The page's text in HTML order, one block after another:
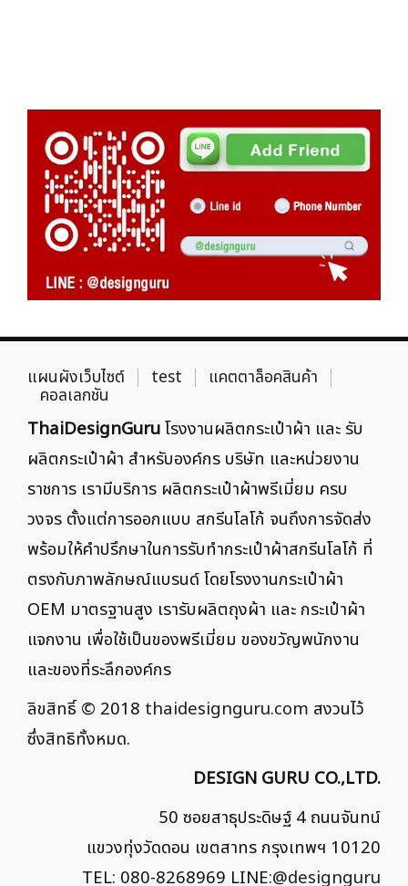
แผนผังเว็บไซต์ test แคตตาล็อคสินค้า
คอลเลกชัน
ThaiDesignGuruโรงงานผลิตกระเป๋าผ้า และ รับ
ผลิตกระเป๋าผ้า สำหรับองค์กร บริษัท และหน่วยงาน
ราชการ เรามีบริการ ผลิตกระเป๋าผ้าพรีเมี่ยม ครบ
วงจร ตั้งแต่การออกแบบ สกรีนโลโก้ จนถึงการจัดส่ง
พร้อมให้คำปรึกษาในการรับทำกระเป๋าผ้าสกรีนโลโก้ ที่
ตรงกับภาพลักษณ์แบรนด์ โดยโรงงานกระเป๋าผ้า
OEM มาตรฐานสูง เรารับผลิตถุงผ้า และ กระเป๋าผ้า
แจกงาน เพื่อใช้เป็นของพรีเมี่ยม ของขวัญพนักงาน
และของที่ระลึกองค์กร
ลิขสิทธิ์ © 2018 thaidesignguru.com สงวนไว้
ซึ่งสิทธิทั้งหมด.
DESIGN GURU CO.,LTD.
50 ซอยสาธุประดิษฐ์ 4 ถนนจันทน์
แขวงทุ่งวัดดอน เขตสาทร กรุงเทพฯ 10120
TEL: 080-8268969 LINE:@designguru